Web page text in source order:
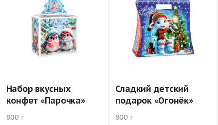
Набор вкусных
конфет «Парочка»
800 г
Сладкий детский
подарок «Огонёк»
800 г